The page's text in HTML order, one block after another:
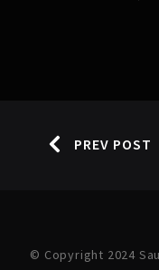
PREV POST
© Copyright 2024